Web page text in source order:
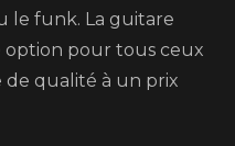
le funk. La guitare
pour tous ceux
qualité à un prix